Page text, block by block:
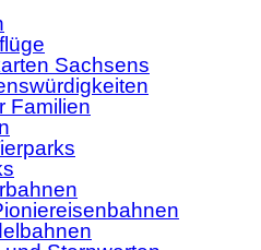
Sachsens
Familien